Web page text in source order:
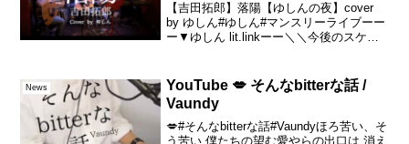
【吉田拓郎】落陽【ゆしんの夜】cover
by ゆしん#ゆしん#マンスリーライブーー
ー▼ゆしん lit.linkーー＼＼今後のスケジ
123夜◆毎月第4...
News
YouTube 💋 そんなbitterな話 /
Vaundy
💋#そんなbitterな話#Vaundyほろ苦い、そ
う苦い 僕たちの望む愛やらの出口は 消え